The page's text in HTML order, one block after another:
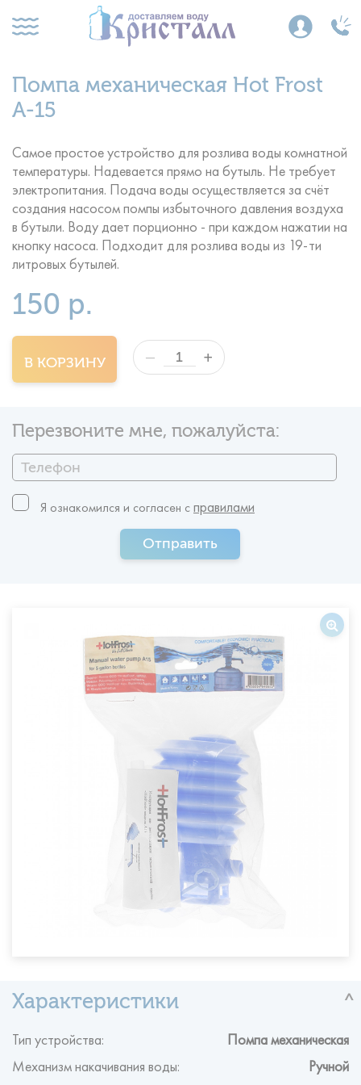
Помпа механическая Hot Frost
A-15
Самое простое устройство для розлива воды комнатной
температуры. Надевается прямо на бутыль. Не требует
электропитания. Подача воды осуществляется за счёт
создания насосом помпы избыточного давления воздуха
в бутыли. Воду дает порционно - при каждом нажатии на
кнопку насоса. Подходит для розлива воды из 19-ти
литровых бутылей.
150 р.
В КОРЗИНУ — +
Перезвоните мне, пожалуйста:
Отправить
Я ознакомился и согласен c
Тип устройства: Помпа механическая
Механизм накачивания воды: Ручной